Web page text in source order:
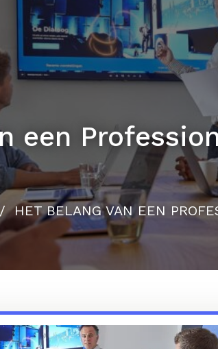
een
HET BELANG VAN EEN